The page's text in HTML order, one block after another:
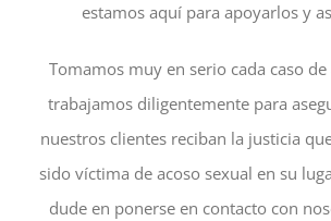
estamos aquí para apoyarlos y
Tomamos muy en serio cada caso
trabajamos diligentemente para
nuestros clientes reciban la justicia
sido víctima de acoso sexual en su
dude en ponerse en contacto con